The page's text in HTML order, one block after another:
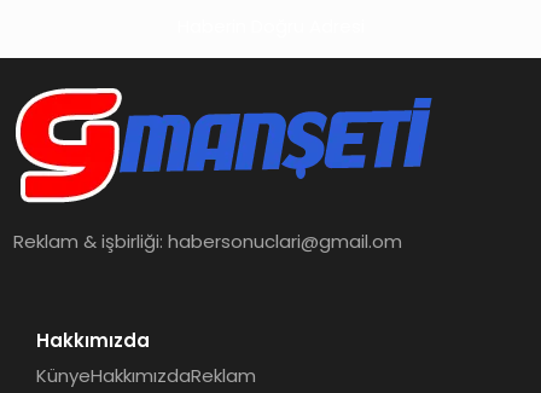
Reklam & işbirliği:habersonuclari@gmail.om
Hakkımızda
KünyeHakkımızdaReklam